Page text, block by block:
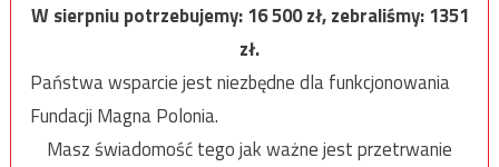
W sierpniu potrzebujemy:16 500zł, zebraliśmy:1351
zł.
Państwa wsparcie jest niezbędne dla funkcjonowania
Fundacji Magna Polonia.
Masz świadomość tego jak ważne jest przetrwanie